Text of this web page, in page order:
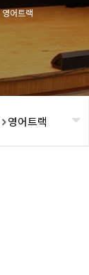
영어트랙
영어트랙